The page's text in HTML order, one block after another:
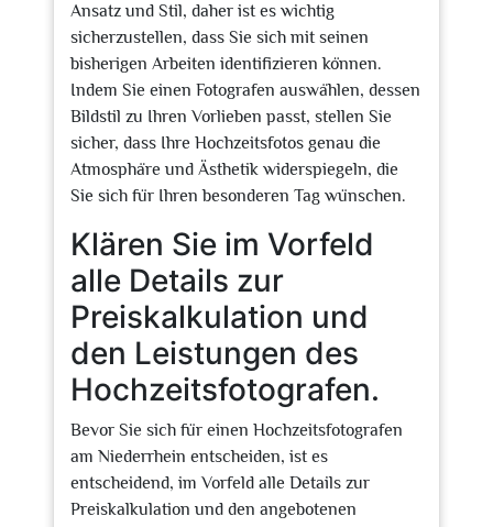
Ansatz und Stil, daher ist es wichtig
sicherzustellen, dass Sie sich mit seinen
bisherigen Arbeiten identifizieren können.
Indem Sie einen Fotografen auswählen, dessen
Bildstil zu Ihren Vorlieben passt, stellen Sie
sicher, dass Ihre Hochzeitsfotos genau die
Atmosphäre und Ästhetik widerspiegeln, die
Sie sich für Ihren besonderen Tag wünschen.
Klären Sie im Vorfeld
alle Details zur
Preiskalkulation und
den Leistungen des
Hochzeitsfotografen.
Bevor Sie sich für einen Hochzeitsfotografen
am Niederrhein entscheiden, ist es
entscheidend, im Vorfeld alle Details zur
Preiskalkulation und den angebotenen